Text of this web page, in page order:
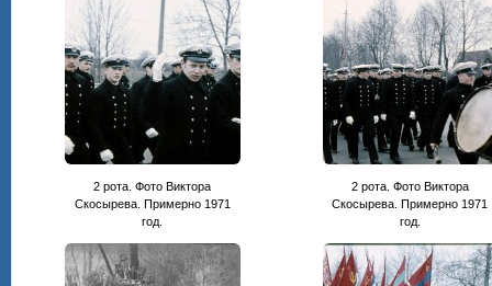
2 рота. Фото Виктора
Скосырева. Примерно 1971
год.
2 рота. Фото Виктора
Скосырева. Примерно 1971
год.